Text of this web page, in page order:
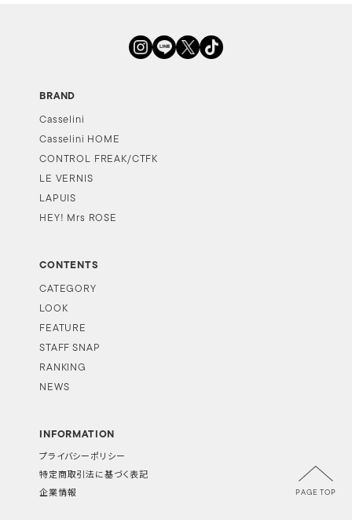
BRAND
Casselini
Casselini HOME
CONTROL FREAK/CTFK
LE VERNIS
LAPUIS
HEY! Mrs ROSE
CONTENTS
CATEGORY
LOOK
FEATURE
STAFF SNAP
RANKING
NEWS
INFORMATION
プライバシーポリシー
特定商取引法に基づく表記
企業情報 PAGE TOP